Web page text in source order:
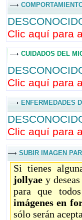
Clic aquí para
CUIDADOS DEL
Clic aquí para
ENFERMEDADES
Clic aquí para
SUBIR IMAGEN
Si tienes
jollyae y
para que
imágenes en
sólo serán